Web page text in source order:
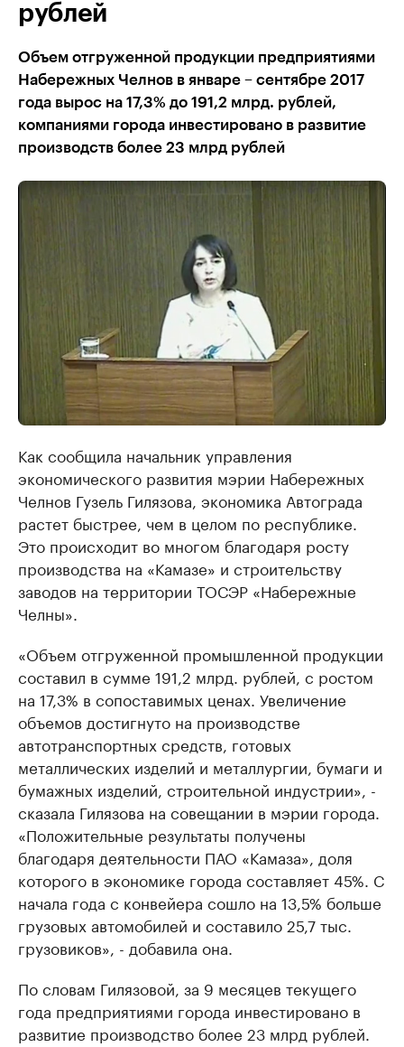
рублей
Объем отгруженной продукции предприятиями
Набережных Челнов в январе – сентябре 2017
года вырос на 17,3% до 191,2 млрд. рублей,
компаниями города инвестировано в развитие
производств более 23 млрд рублей
Как сообщила начальник управления
экономического развития мэрии Набережных
Челнов Гузель Гилязова, экономика Автограда
растет быстрее, чем в целом по республике.
Это происходит во многом благодаря росту
производства на «Камазе» и строительству
заводов на территории ТОСЭР «Набережные
Челны».
«Объем отгруженной промышленной продукции
составил в сумме 191,2 млрд. рублей, с ростом
на 17,3% в сопоставимых ценах. Увеличение
объемов достигнуто на производстве
автотранспортных средств, готовых
металлических изделий и металлургии, бумаги и
бумажных изделий, строительной индустрии», -
сказала Гилязова на совещании в мэрии города.
«Положительные результаты получены
благодаря деятельности ПАО «Камаза», доля
которого в экономике города составляет 45%. С
начала года с конвейера сошло на 13,5% больше
грузовых автомобилей и составило 25,7 тыс.
грузовиков», - добавила она.
По словам Гилязовой, за 9 месяцев текущего
года предприятиями города инвестировано в
развитие производство более 23 млрд рублей.